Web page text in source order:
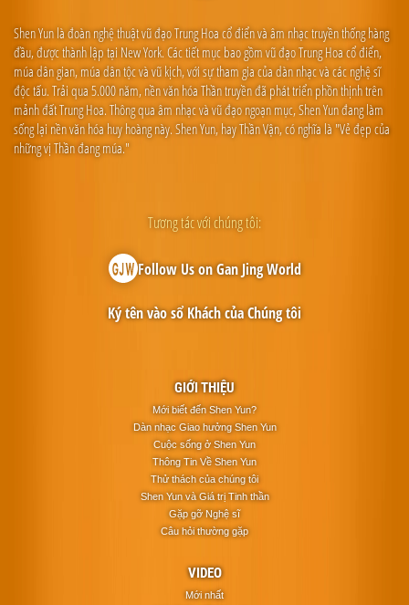
Shen Yun là đoàn nghệ thuật vũ đạo Trung Hoa cổ điển và âm nhạc truyền thống hàng
đầu, được thành lập tại New York. Các tiết mục bao gồm vũ đạo Trung Hoa cổ điển,
múa dân gian, múa dân tộc và vũ kịch, với sự tham gia của dàn nhạc và các nghệ sĩ
độc tấu. Trải qua 5.000 năm, nền văn hóa Thần truyền đã phát triển phồn thịnh trên
mảnh đất Trung Hoa. Thông qua âm nhạc và vũ đạo ngoạn mục, Shen Yun đang làm
sống lại nền văn hóa huy hoàng này. Shen Yun, hay Thần Vận, có nghĩa là "Vẻ đẹp của
những vị Thần đang múa."
GIỚI THIỆU
Mới biết đến Shen Yun?
Dàn nhạc Giao hưởng Shen Yun
Cuộc sống ở Shen Yun
Thông Tin Về Shen Yun
Thử thách của chúng tôi
Shen Yun và Giá trị Tinh thần
Gặp gỡ Nghệ sĩ
Câu hỏi thường gặp
VIDEO
Mới nhất
Tương tác với chúng tôi:
Follow Us on Gan Jing World
Ký tên vào sổ Khách của Chúng tôi